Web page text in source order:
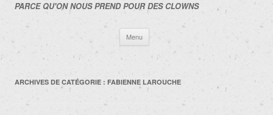
PARCE QU'ON NOUS PREND POUR DES CLOWNS
Menu
contenu
ARCHIVES DE CATÉGORIE : FABIENNE LAROUCHE